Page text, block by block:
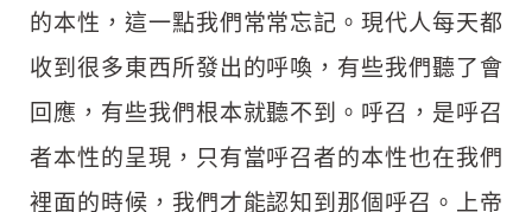
的本性，這一點我們常常忘記。現代人每天都
收到很多東西所發出的呼喚，有些我們聽了會
回應，有些我們根本就聽不到。呼召，是呼召
者本性的呈現，只有當呼召者的本性也在我們
裡面的時候，我們才能認知到那個呼召。上帝